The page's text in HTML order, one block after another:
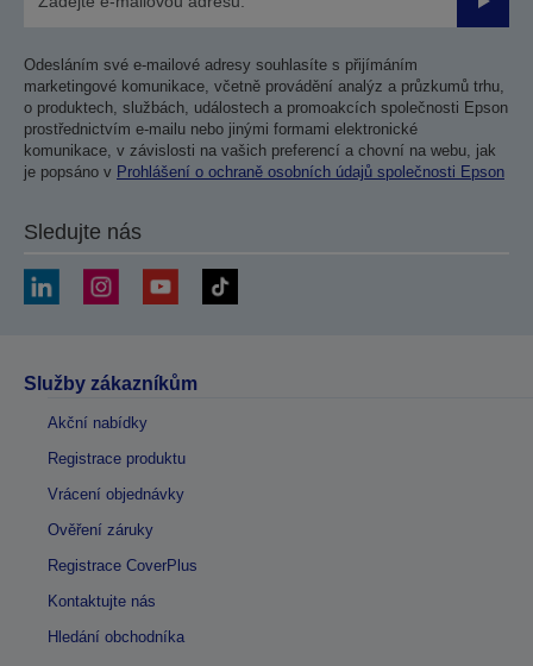
Odesláním své e-mailové adresy souhlasíte s přijímáním
marketingové komunikace, včetně provádění analýz a průzkumů trhu,
o produktech, službách, událostech a promoakcích společnosti Epson
prostřednictvím e-mailu nebo jinými formami elektronické
komunikace, v závislosti na vašich preferencí a chovní na webu, jak
je popsáno v Prohlášení o ochraně osobních údajů společnosti Epson
Sledujte nás
Služby zákazníkům
Akční nabídky
Registrace produktu
Vrácení objednávky
Ověření záruky
Registrace CoverPlus
Kontaktujte nás
Hledání obchodníka